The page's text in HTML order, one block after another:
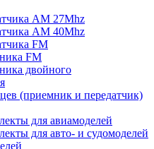
AM 27Mhz
AM 40Mhz
FM
FM
двойного
(приемник и передатчик)
для авиамоделей
для авто- и судомоделей